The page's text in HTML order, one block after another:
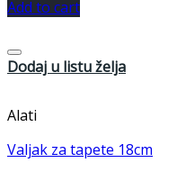
Add to cart
Dodaj u listu želja
Alati
Valjak za tapete 18cm